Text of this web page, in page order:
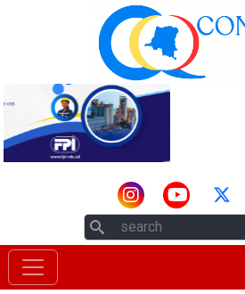
Aller au contenu principal